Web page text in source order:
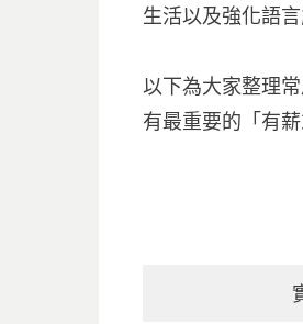
生活以及強化語言
以下為大家整理
有最重要的「有